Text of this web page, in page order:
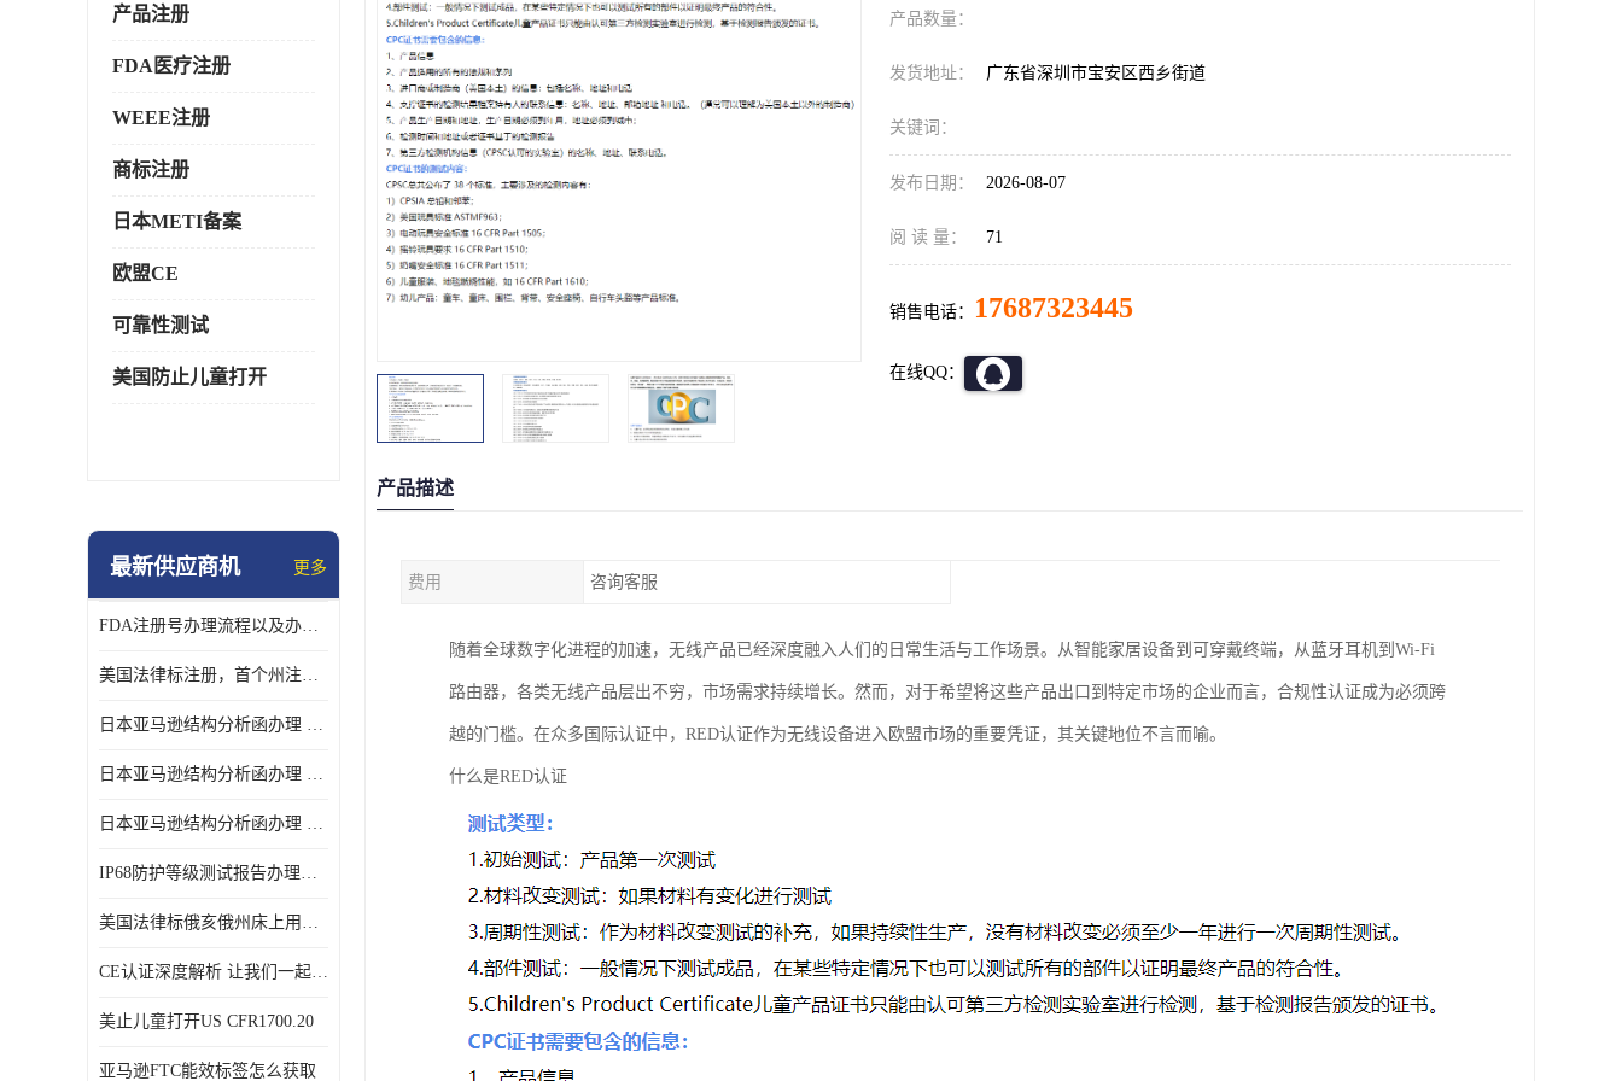
产品注册
FDA医疗注册
WEEE注册
商标注册
日本METI备案
欧盟CE
可靠性测试
美国防止儿童打开
最新供应商机 更多
FDA注册号办理流程以及办理周期是多久
美国法律标注册，首个州注册该如何选择
日本亚马逊结构分析函办理 日本亚马逊 电饭煲
日本亚马逊结构分析函办理 日本亚马逊 热水壶等；
日本亚马逊结构分析函办理 日本亚马逊 果汁搅拌机
IP68防护等级测试报告办理标准要求
美国法律标俄亥俄州床上用品许可证讲解！
CE认证深度解析 让我们一起来认识CE认证
美止儿童打开US CFR1700.20
亚马逊FTC能效标签怎么获取
产品数量：
发货地址： 广东省深圳市宝安区西乡街道
关键词：
发布日期： 2026-08-07
阅 读 量： 71
销售电话： 17687323445
在线QQ：
产品描述
费用 咨询客服
随着全球数字化进程的加速，无线产品已经深度融入人们的日常生活与工作场景。从智能家居设备到可穿戴终端，从蓝牙耳机到Wi-Fi
路由器，各类无线产品层出不穷，市场需求持续增长。然而，对于希望将这些产品出口到特定市场的企业而言，合规性认证成为必须跨
越的门槛。在众多国际认证中，RED认证作为无线设备进入欧盟市场的重要凭证，其关键地位不言而喻。
什么是RED认证